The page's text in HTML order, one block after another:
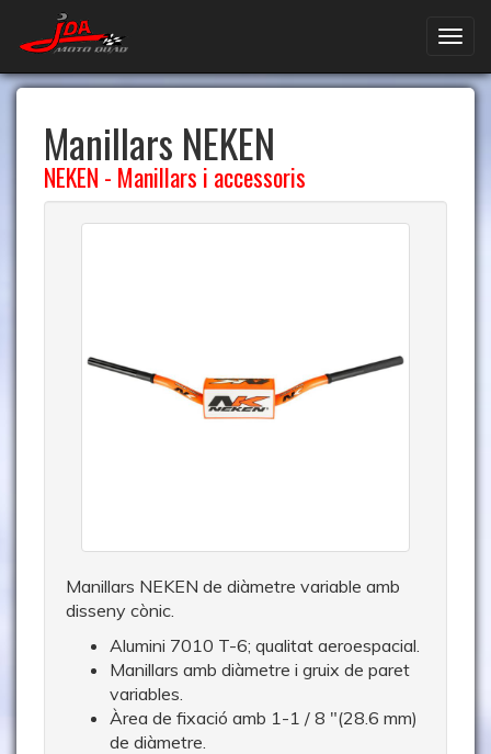
Manillars NEKEN
NEKEN - Manillars i accessoris
Manillars NEKEN de diàmetre variable amb
disseny cònic.
Alumini 7010 T-6; qualitat aeroespacial.
Manillars amb diàmetre i gruix de paret
variables.
Àrea de fixació amb 1-1 / 8 "(28.6 mm)
de diàmetre.